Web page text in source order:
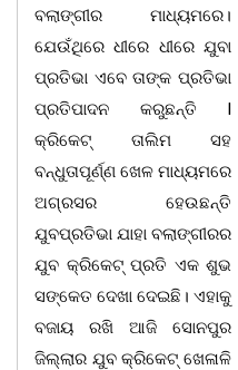
ବଲାଙ୍ଗୀର ମାଧ୍ୟମରେ।
ଯେଉଁଥିରେ ଧୀରେ ଧୀରେ ଯୁବା
ପ୍ରତିଭା ଏବେ ତାଙ୍କ ପ୍ରତିଭା
ପ୍ରତିପାଦନ କରୁଛନ୍ତି l
କ୍ରିକେଟ୍ ତାଲିମ ସହ
ବନ୍ଧୁତାପୂର୍ଣ୍ଣ ଖେଳ ମାଧ୍ୟମରେ
ଅଗ୍ରସର ହେଉଛନ୍ତି
ଯୁବପ୍ରତିଭା ଯାହା ବଲାଙ୍ଗୀରର
ଯୁବ କ୍ରିକେଟ୍ ପ୍ରତି ଏକ ଶୁଭ
ସଙ୍କେତ ଦେଖା ଦେଇଛି। ଏହାକୁ
ବଜାୟ ରଖି ଆଜି ସୋନପୁର
ଜିଲ୍ଲାର ଯୁବ କ୍ରିକେଟ୍ ଖେଳାଳି